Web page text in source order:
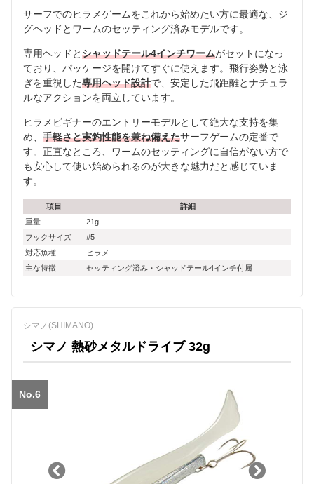
サーフでのヒラメゲームをこれから始めたい方に最適な、ジ
グヘッドとワームのセッティング済みモデルです。
専用ヘッドとシャッドテール4インチワームがセットになっ
ており、パッケージを開けてすぐに使えます。飛行姿勢と泳
ぎを重視した専用ヘッド設計で、安定した飛距離とナチュラ
ルなアクションを両立しています。
ヒラメビギナーのエントリーモデルとして絶大な支持を集
め、 手軽さと実釣性能を兼ね備えたサーフゲームの定番で
す。正直なところ、ワームのセッティングに自信がない方で
も安心して使い始められるのが大きな魅力だと感じていま
す。
項目
詳細
重量
21g
フックサイズ
#5
対応魚種
ヒラメ
主な特徴
セッティング済み・シャッドテール4インチ付属
シマノ(SHIMANO)
シマノ 熱砂メタルドライブ 32g
No.6